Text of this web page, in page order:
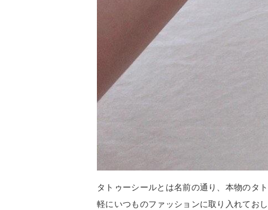
タトゥーシールとは名前の通り、本物のタ
軽にいつものファッションに取り入れてお